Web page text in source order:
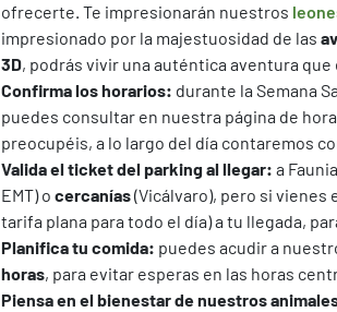
ofrecerte. Te impresionarán nuestros
impresionado por la majestuosidad de las
3D, podrás vivir una auténtica aventura que
Confirma los horarios: durante la Semana
puedes consultar en nuestra página de
preocupéis, a lo largo del día contaremos
Valida el ticket del parking al llegar: a
EMT) o cercanías(Vicálvaro), pero si vienes
tarifa plana para todo el día) a tu llegada,
Planifica tu comida: puedes acudir a
horas, para evitar esperas en las horas
Piensa en el bienestar de nuestros